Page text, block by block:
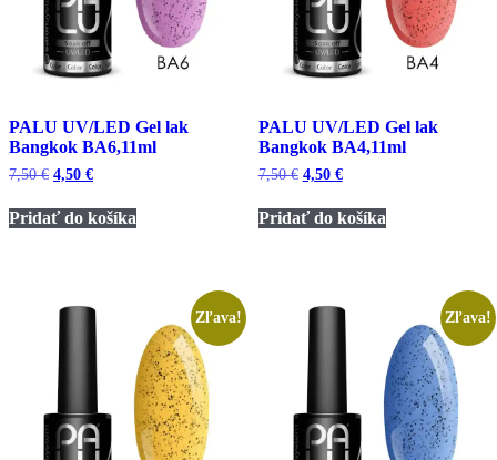
PALU UV/LED Gel lak
Bangkok BA6,11ml
7,50€ Pôvodná
bola:
7,50 €.
4,50 €Aktuálna
je:
4,50 €.
Pridať do košíka
PALU UV/LED Gel lak
Bangkok BA4,11ml
7,50€ Pôvodná
bola:
7,50 €.
4,50 €Aktuálna
je:
4,50 €.
Pridať do košíka
Zľava! Zľava!